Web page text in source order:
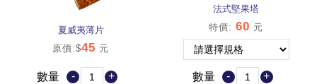
夏威夷薄片
原價:$45 元
數量 - +
法式堅果塔
特價:60 元
數量 - +